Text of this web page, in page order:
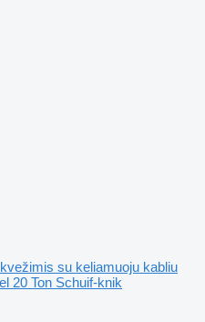
su keliamuoju kabliu
20 Ton Schuif-knik